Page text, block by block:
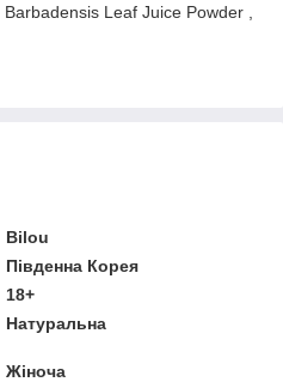
Leaf Juice Powder ,
Bilou
Південна Корея
18+
Натуральна
Жіноча